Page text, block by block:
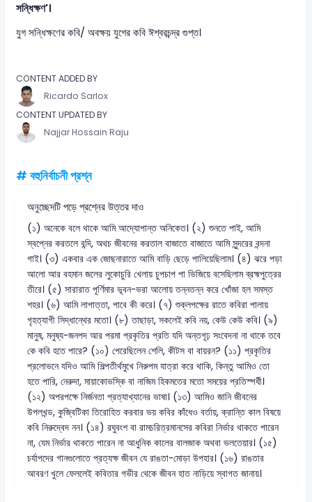
সন্ধিক্ষণ'।
যুগ সন্ধিক্ষণের কবি/ অবক্ষয় যুগের কবি ঈশ্বরচন্দ্র গুপ্ত।
CONTENT ADDED BY
Ricardo Sarlox
CONTENT UPDATED BY
Najjar Hossain Raju
# বহুনির্বাচনী প্রশ্ন
অনুচ্ছেদটি পড়ে প্রশ্নের উত্তর দাও
(১) অনেকে বলে থাকে আমি আদ্যোপান্ত অনিকেত। (২) শুনতে পাই, আমি
স্বপ্নের করতলে বন্দি, অথচ জীবনের করতাল বাজাতে বাজাতে আমি সুন্দরের বন্দনা
গাই। (৩) একবার এক জোছনারাতে আমি বাড়ি ছেড়ে পালিয়েছিলাম। (৪) ঝরে পড়া
আলো আর বহমান জলের লুকোচুরি খেলায় চুপচাপ পা ভিজিয়ে বসেছিলাম ব্রহ্মপুত্রের
তীরে। (৫) সারারাত পূর্ণিমার ভূবন-ভরা আলোয় তন্নতন্ন করে খোঁজা হল সমস্ত
শহর। (৬) আমি লাপাত্তা, পাবে কী করে। (৭) শুক্লপক্ষের রাতে কবিরা পালায়
গৃহত্যাগী সিদ্ধান্থের মতো। (৮) তাছাড়া, সকলেই কবি নয়, কেউ কেউ কবি। (৯)
মানুষ, মনুষ্য-জনপদ আর পরমা প্রকৃতির প্রতি যদি অন্তগূঢ় সংবেদনা না থাকে তবে
কে কবি হতে পারে? (১০) পেরেছিলেন শেলি, কীটস বা বায়রন? (১১) প্রকৃতির
প্রলোভনে যদিও আমি শিল্পতীর্থমুখে নিরুপম যাত্রা করে থাকি, কিন্তু আমিও তো
হতে পারি, নেরুদা, মায়াকোভস্কি বা নাজিম হিকমতের মতো সময়ের প্রতিস্পর্ধী।
(১২) অপরপক্ষে নির্জনতা প্রত্যাখ্যানের ভাষা। (১৩) আমিও জানি জীবনের
উপলখন্ড, কুজ্বিটিকা তিরোহিত করবার ভয় কবির কাঁধেও বর্তায়, ক্রান্তি কাল বিষয়ে
কবি নিরুদ্বেদ নন। (১৪) রঘুবংশ বা রামচরিত্রমানসের কবিরা নির্ভার থাকতে পারেন
না, যেম নির্ভার থাকতে পারেন না আধুনিক কালের বালজাক অথবা ভলতেয়ার। (১৫)
চর্যাপদের গানগুলোতে প্রত্যক্ষ জীবন যে রাঙতা-মোড়া উপহার। (১৬) রাঙতার
আবরণ খুলে ফেললেই কবিতার গভীর থেকে জীবন হাত নাড়িয়ে স্বাগত জানায়।